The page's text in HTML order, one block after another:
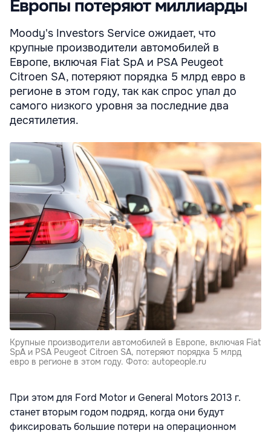
Европы потеряют миллиарды
Moody's Investors Service ожидает, что
крупные производители автомобилей в
Европе, включая Fiat SpA и PSA Peugeot
Citroen SA, потеряют порядка 5 млрд евро в
регионе в этом году, так как спрос упал до
самого низкого уровня за последние два
десятилетия.
Крупные производители автомобилей в Европе, включая Fiat
SpA и PSA Peugeot Citroen SA, потеряют порядка 5 млрд
евро в регионе в этом году. Фото: autopeople.ru
При этом для Ford Motor и General Motors 2013 г.
станет вторым годом подряд, когда они будут
фиксировать большие потери на операционном